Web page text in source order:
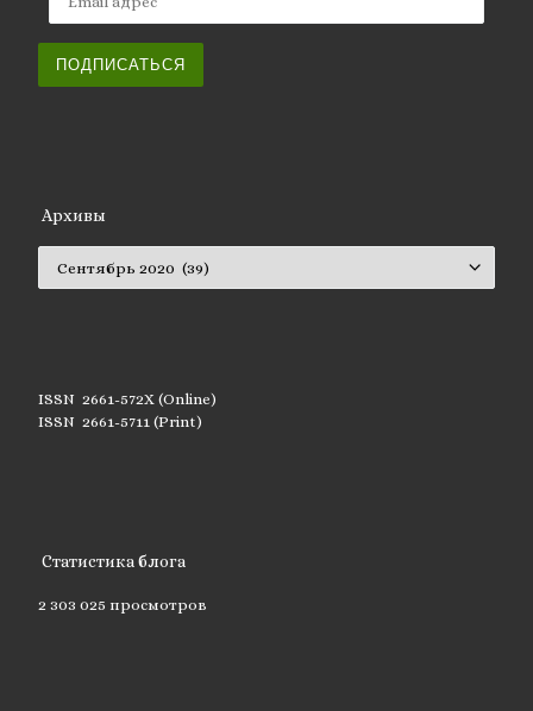
ПОДПИСАТЬСЯ
Архивы
ISSN 2661-572X (Online)
ISSN 2661-5711 (Print)
Статистика блога
2 303 025 просмотров